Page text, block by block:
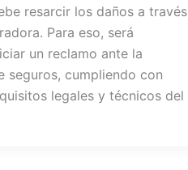
resarcir los daños a través
Para eso, será
un reclamo ante la
seguros, cumpliendo con
legales y técnicos del